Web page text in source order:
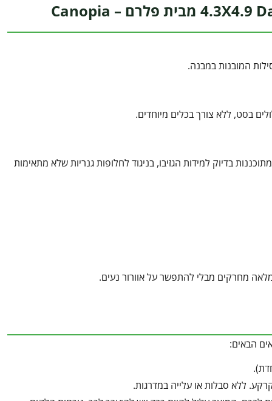
בסט, ללא צורך בכלים מיוחדים.
בדיוק למידות הגזיבו, בניגוד לחלופות גנריות שלא מתאימות
מחרקים מבלי להתפשר על אוורור נעים.
הבאים:
ללא סבלות או עלייה במדרגות.